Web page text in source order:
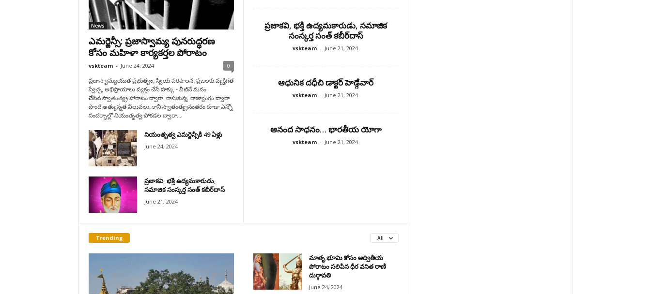
News
ఎమర్జెన్సీ: ప్రజాస్వామ్య పునరుద్ధరణ
కోసం మహిళా కార్యకర్తల పోరాటం
vskteam - June 24, 2024 0
ప్రజాస్వామ్యయుత ప్రభుత్వం, స్వీయ పరిపాలన, ప్రజలకు వ్యక్తిగత
స్వేచ్ఛ, అభిప్రాయాలు వ్యక్తం చేసే హక్కు - వీటినే మనం
చేసిన స్వాతంత్య్ర పోరాటం ద్వారా, రాసుకున్న రాజ్యాంగం ద్వారా
పొందే అత్యున్నత విలువలు. కానీ స్వాతంత్య్రనంతరం కూడా ఎన్నో
సందర్భాల్లో నియంతృత్వ పోకడల ద్వారా...
నియంతృత్వ ఎమర్జెన్సీకి 49 ఏళ్లు
June 24, 2024
ప్రజాకవి, భక్తి ఉద్యమకారుడు,
సమాజిక సంస్కర్త సంత్‌ కబీర్‌దాస్‌
June 21, 2024
ప్రజాకవి, భక్తి ఉద్యమకారుడు, సమాజిక
సంస్కర్త సంత్‌ కబీర్‌దాస్‌
vskteam - June 21, 2024
ఆధునిక దధీచి డాక్టర్‌ హెడ్గేవార్‌
vskteam - June 21, 2024
ఆనంద సాధనం… భారతీయ యోగా
vskteam - June 21, 2024
Trending All
మాతృ భూమి కోసం అద్వితీయ
పోరాటం సలిపిన ధీర వనిత రాణి
దుర్గావతి
June 24, 2024